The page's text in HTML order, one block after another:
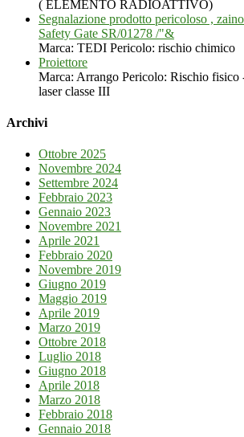
( ELEMENTO RADIOATTIVO)
Segnalazione prodotto pericoloso ,
Safety Gate SR/01278 /"&
Marca: TEDI Pericolo: rischio chimico
Proiettore
Marca: Arrango Pericolo: Rischio fisico
laser classe III
Archivi
Ottobre 2025
Novembre 2024
Settembre 2024
Febbraio 2023
Gennaio 2023
Novembre 2021
Aprile 2021
Febbraio 2020
Novembre 2019
Giugno 2019
Maggio 2019
Aprile 2019
Marzo 2019
Ottobre 2018
Luglio 2018
Giugno 2018
Aprile 2018
Marzo 2018
Febbraio 2018
Gennaio 2018